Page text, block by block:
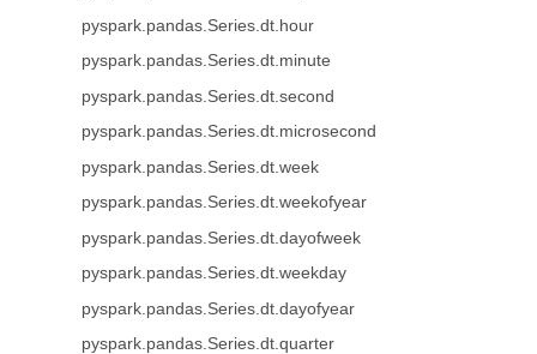
pyspark.pandas.Series.dt.hour
pyspark.pandas.Series.dt.minute
pyspark.pandas.Series.dt.second
pyspark.pandas.Series.dt.microsecond
pyspark.pandas.Series.dt.week
pyspark.pandas.Series.dt.weekofyear
pyspark.pandas.Series.dt.dayofweek
pyspark.pandas.Series.dt.weekday
pyspark.pandas.Series.dt.dayofyear
pyspark.pandas.Series.dt.quarter